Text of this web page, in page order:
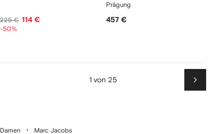
225 € 114 €
-50%
Prägung
457 €
1 von 25
Weiter
Damen Marc Jacobs